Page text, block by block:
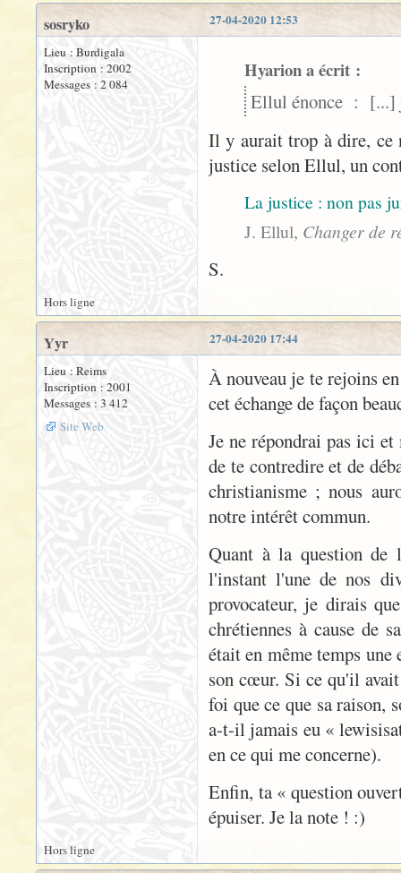
27-04-2020 12:53
sosryko
Lieu : Burdigala
Inscription : 2002
Messages : 2 084
Hyarion a écrit :
Ellul énonce : [...]
Il y aurait trop à dire, ce
justice selon Ellul, un
La justice : non pas
J. Ellul, Changer de
S.
Hors ligne
27-04-2020 17:44
Yyr
Lieu : Reims
Inscription : 2001
Messages : 3 412
Site Web
À nouveau je te rejoins
cet échange de façon
Je ne répondrai pas ici
de te contredire et de
christianisme ; nous
notre intérêt commun.
Quant à la question de
l'instant l'une de nos
provocateur, je dirais
chrétiennes à cause de
était en même temps
son cœur. Si ce qu'il
foi que ce que sa raison,
a-t-il jamais eu «
en ce qui me concerne).
Enfin, ta « question
épuiser. Je la note ! :)
Hors ligne